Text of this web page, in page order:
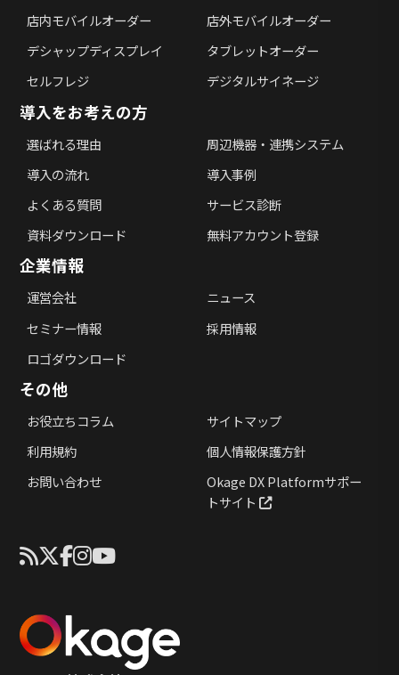
店内モバイルオーダー
店外モバイルオーダー
デシャップディスプレイ
タブレットオーダー
セルフレジ
デジタルサイネージ
導入をお考えの方
選ばれる理由
周辺機器・連携システム
導入の流れ
導入事例
よくある質問
サービス診断
資料ダウンロード
無料アカウント登録
企業情報
運営会社
ニュース
セミナー情報
採用情報
ロゴダウンロード
その他
お役立ちコラム
サイトマップ
利用規約
個人情報保護方針
お問い合わせ
Okage DX Platformサポー
トサイト